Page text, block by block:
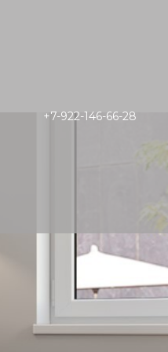
+7-922-146-66-28